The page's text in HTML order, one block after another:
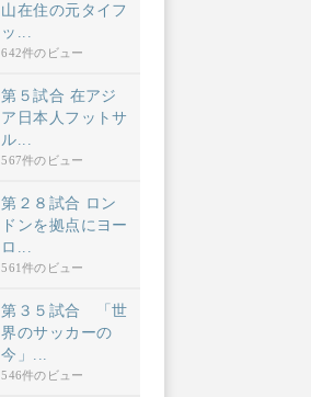
山在住の元タイフ
ッ...
642件のビュー
第５試合 在アジ
ア日本人フットサ
ル...
567件のビュー
第２８試合 ロン
ドンを拠点にヨー
ロ...
561件のビュー
第３５試合 「世
界のサッカーの
今」...
546件のビュー